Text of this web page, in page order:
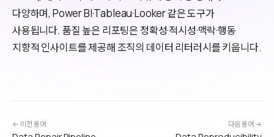
다양하며, Power BI·Tableau·Looker 같은 도구가
사용됩니다. 품질 높은 리포팅은 정확성·적시성·맥락·행동
지향적 인사이트를 제공해 조직의 데이터 리터러시를 키웁니다.
← 이전 용어 다음 용어 →